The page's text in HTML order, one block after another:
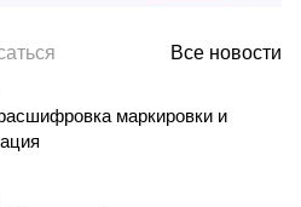
Все новости
маркировки и